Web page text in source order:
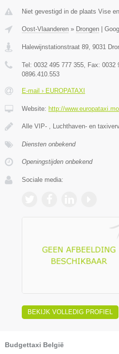
Niet gevestigd in de plaats Vise
Oost-Vlaanderen » Drongen |
Halewijnstationstraat 89 9031
Tel: 0032 495 777 355 , Fax: 0032
0896.410.553
E-mail › EUROPATAXI
Website: http://
Alle VIP- , Luchthaven- en
Diensten onbekend
Openingstijden onbekend
Sociale media:
BEKIJK VOLLEDIG PROFIEL
Budgettaxi België